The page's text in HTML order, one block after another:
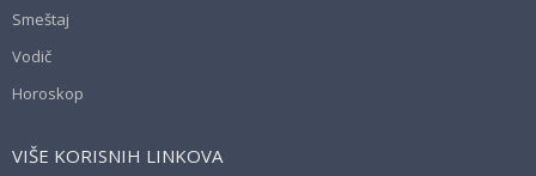
Smeštaj
Vodič
Horoskop
VIŠE KORISNIH LINKOVA